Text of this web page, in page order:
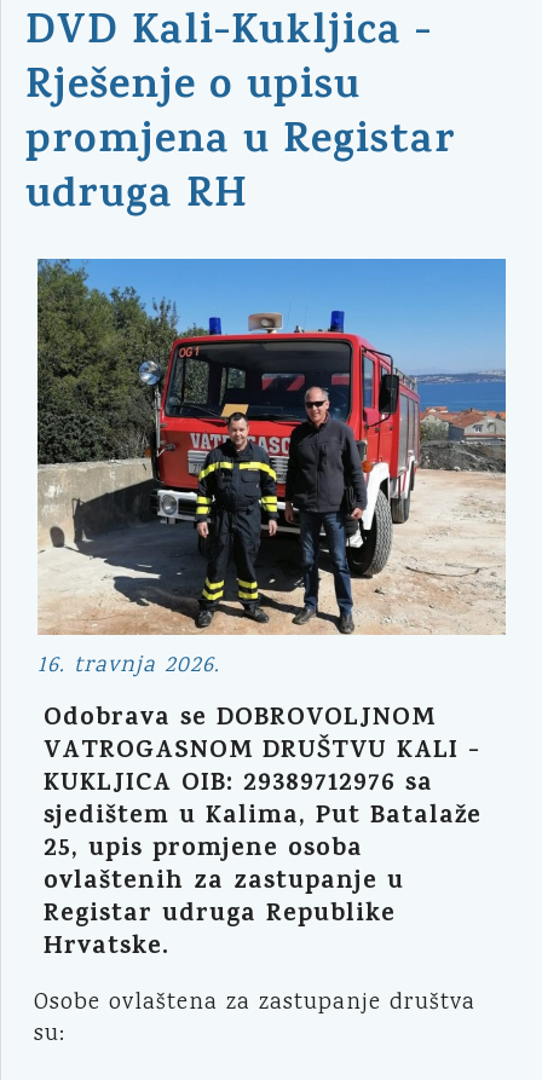
DVD Kali-Kukljica -
Rješenje o upisu
promjena u Registar
udruga RH
16. travnja 2026.
Odobrava se DOBROVOLJNOM
VATROGASNOM DRUŠTVU KALI -
KUKLJICA OIB: 29389712976 sa
sjedištem u Kalima, Put Batalaže
25, upis promjene osoba
ovlaštenih za zastupanje u
Registar udruga Republike
Hrvatske.
Osobe ovlaštena za zastupanje društva
su: